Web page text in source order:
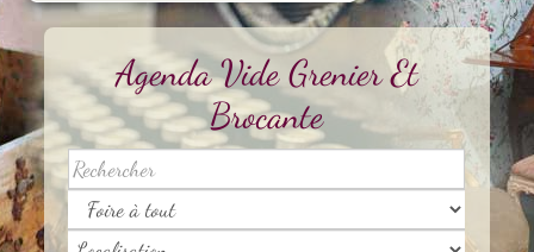
Agenda Vide Grenier Et
Brocante